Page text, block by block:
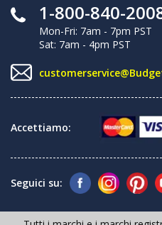
1-800-840-
Mon-Fri: 7am - 7pm PST
Sat: 7am - 4pm PST
Accettiamo:
Seguici su: